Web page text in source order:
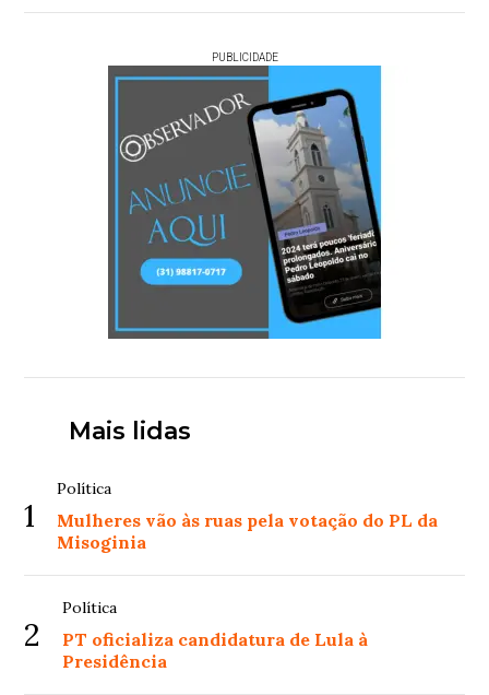
PUBLICIDADE
Mais lidas
1
Política
Mulheres vão às ruas pela votação do PL da
Misoginia
2
Política
PT oficializa candidatura de Lula à
Presidência